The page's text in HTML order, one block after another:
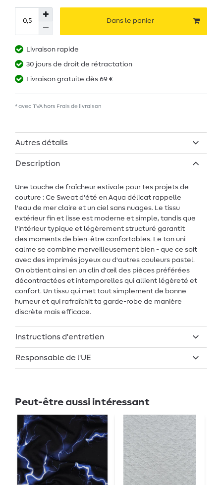
Dans le panier
Livraison rapide
30 jours de droit de rétractation
Livraison gratuite dès 69 €
* avec TVA hors Frais de livraison
Autres détails
Description
Une touche de fraîcheur estivale pour tes projets de
couture : Ce Sweat d'été en Aqua délicat rappelle
l'eau de mer claire et un ciel sans nuages. Le tissu
extérieur fin et lisse est moderne et simple, tandis que
l'intérieur typique et légèrement structuré garantit
des moments de bien-être confortables. Le ton uni
calme se combine merveilleusement bien - que ce soit
avec des imprimés joyeux ou d'autres couleurs pastel.
On obtient ainsi en un clin d'œil des pièces préférées
décontractées et intemporelles qui allient légèreté et
confort. Un tissu qui met tout simplement de bonne
humeur et qui rafraîchit ta garde-robe de manière
discrète mais efficace.
Instructions d'entretien
Responsable de l'UE
Peut-être aussi intéressant